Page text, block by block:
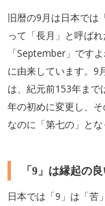
旧暦の9月は日本では
って「長月」と呼ば
「September」です
に由来しています。
は、紀元前153年まで
年の初めに変更し、
なのに「第七の」とな
「9」は縁起の
日本では「9」は「苦